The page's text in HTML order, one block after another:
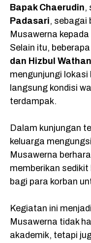
Bapak Chaerudin,
Padasari, sebagai
Musawerna
Selain itu, beberapa
dan Hizbul
mengunjungi
langsung kondisi
terdampak.
Dalam kunjungan
keluarga
Musawerna
memberikan
bagi para korban
Kegiatan ini
Musawerna tidak
akademik, tetapi